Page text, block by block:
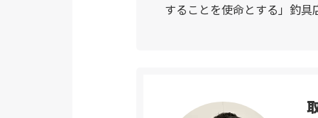
することを使命とする」釣